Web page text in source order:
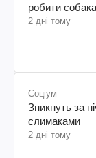
робити
2 дні тому
Соціум
Зникнуть за
слимаками
2 дні тому